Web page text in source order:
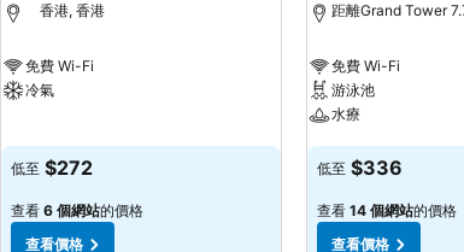
香港, 香港
免費 Wi-Fi
冷氣
低至 $272
查看 6 個網站的價格
查看價格
距離Grand Tower
免費 Wi-Fi
游泳池
水療
查看價格
低至 $336
查看 14 個網站的價格
查看價格